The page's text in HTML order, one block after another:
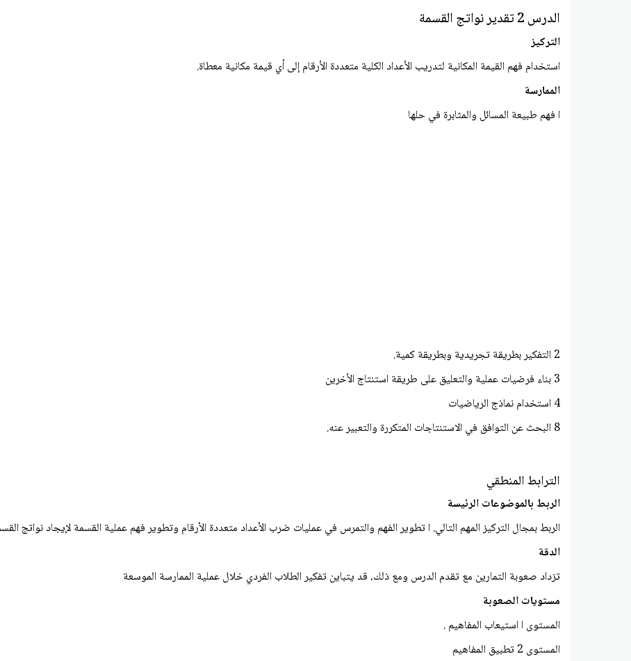
الدرس 2 تقدیر نواتج القسمة
التركيز
استخدام فهم القيمة المكانية لتدريب الأعداد الكلية متعددة الأرقام إلى أي قيمة مكانية معطاة.
الممارسة
ا فهم طبيعة المسائل والمثابرة في حلها
2 التفكير بطريقة تجريدية وبطريقة كمية.
3 بناء فرضيات عملية والتعليق على طريقة استنتاج الأخرين
4 استخدام نماذج الرياضيات
8 البحث عن التوافق في الاستنتاجات المتكررة والتعبير عنه.
الترابط المنطقي
الربط بالموضوعات الرئيسة
الربط بمجال التركيز المهم التالي. ا تطوير الفهم والتمرس في عمليات ضرب الأعداد متعددة الأرقام وتطوير فهم عملية القسمة لإيجاد نواتج
الدقة
تزداد صعوبة التمارين مع تقدم الدرس ومع ذلك، قد يتباين تفكير الطلاب الفردي خلال عملية الممارسة الموسعة
مستويات الصعوبة
المستوى ا استيعاب المفاهيم .
المستوى 2 تطبيق المفاهيم